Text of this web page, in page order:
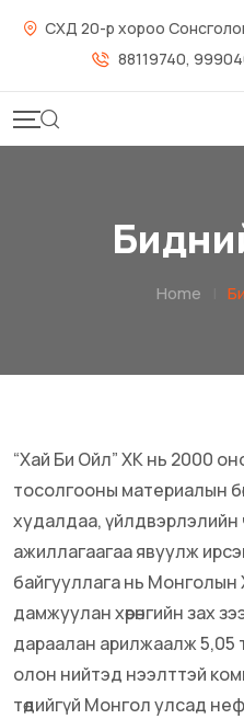
СХД 20-р хороо
88119740,
Home
“Хай Би Ойл” ХК нь 2000
тосолгооны материалын
худалдаа, үйлдвэрлэлийн
ажиллагаагаа явуулж
байгууллага нь Монголын
дамжуулан хөрөнгийн зах
дараалан арилжаалж 5,05
олон нийтэд нээлттэй
төдийгүй Монгол улсад